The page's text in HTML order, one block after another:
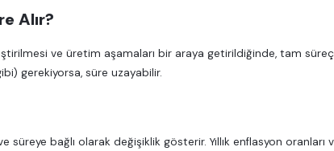
Alır?
ve üretim aşamaları bir araya getirildiğinde, tam
gerekiyorsa, süre uzayabilir.
bağlı olarak değişiklik gösterir. Yıllık enflasyon oranları